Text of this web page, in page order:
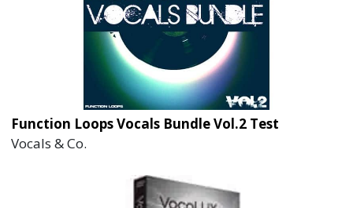
Function Loops Vocals Bundle Vol.2 Test
Vocals & Co.